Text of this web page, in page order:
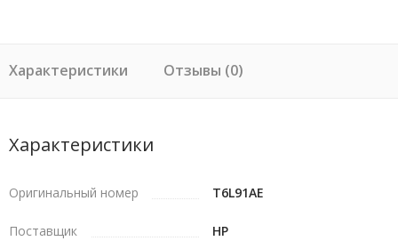
Характеристики Отзывы (0)
Характеристики
Оригинальный номер T6L91AE
Поставщик HP